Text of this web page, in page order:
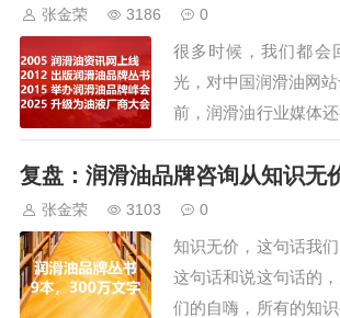
会还安排了参观车
牌，占地195亩的
种润滑脂企业，占
张金荣 3186 0
很多时候，我们都会
光，对中国润滑油网
前，润滑油行业媒体
广告、会员、活动，
体、企业直播带货、
润滑油媒体已经成为
下滑：以往，润滑油
都离不开润滑油媒体
投放广告，也…
复盘：润滑油品牌咨询从知识无
张金荣 3103 0
知识无价，这句话我
这句话和说这句话的
们的自嗨，所有的知